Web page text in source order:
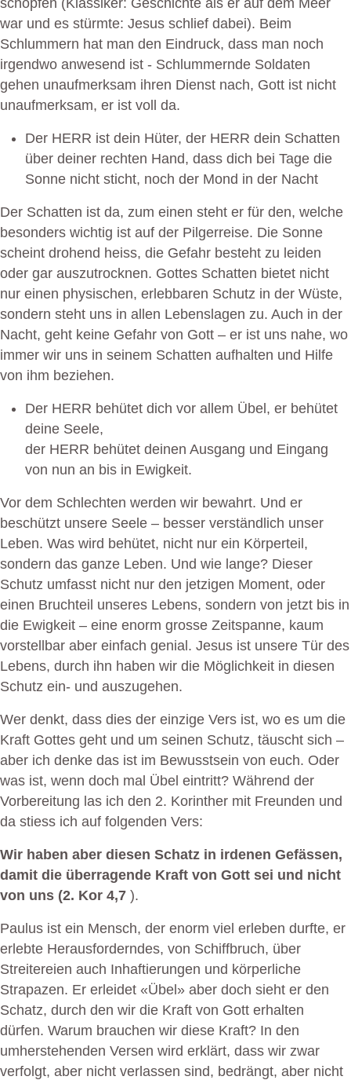
schöpfen (Klassiker: Geschichte als er auf dem Meer
war und es stürmte: Jesus schlief dabei). Beim
Schlummern hat man den Eindruck, dass man noch
irgendwo anwesend ist - Schlummernde Soldaten
gehen unaufmerksam ihren Dienst nach, Gott ist nicht
unaufmerksam, er ist voll da.
Der HERR ist dein Hüter, der HERR dein Schatten
über deiner rechten Hand, dass dich bei Tage die
Sonne nicht sticht, noch der Mond in der Nacht
Der Schatten ist da, zum einen steht er für den, welche
besonders wichtig ist auf der Pilgerreise. Die Sonne
scheint drohend heiss, die Gefahr besteht zu leiden
oder gar auszutrocknen. Gottes Schatten bietet nicht
nur einen physischen, erlebbaren Schutz in der Wüste,
sondern steht uns in allen Lebenslagen zu. Auch in der
Nacht, geht keine Gefahr von Gott – er ist uns nahe, wo
immer wir uns in seinem Schatten aufhalten und Hilfe
von ihm beziehen.
Der HERR behütet dich vor allem Übel, er behütet
deine Seele,
der HERR behütet deinen Ausgang und Eingang
von nun an bis in Ewigkeit.
Vor dem Schlechten werden wir bewahrt. Und er
beschützt unsere Seele – besser verständlich unser
Leben. Was wird behütet, nicht nur ein Körperteil,
sondern das ganze Leben. Und wie lange? Dieser
Schutz umfasst nicht nur den jetzigen Moment, oder
einen Bruchteil unseres Lebens, sondern von jetzt bis in
die Ewigkeit – eine enorm grosse Zeitspanne, kaum
vorstellbar aber einfach genial. Jesus ist unsere Tür des
Lebens, durch ihn haben wir die Möglichkeit in diesen
Schutz ein- und auszugehen.
Wer denkt, dass dies der einzige Vers ist, wo es um die
Kraft Gottes geht und um seinen Schutz, täuscht sich –
aber ich denke das ist im Bewusstsein von euch. Oder
was ist, wenn doch mal Übel eintritt? Während der
Vorbereitung las ich den 2. Korinther mit Freunden und
da stiess ich auf folgenden Vers:
Wir haben aber diesen Schatz in irdenen Gefässen,
damit die überragende Kraft von Gott sei und nicht
von uns (2. Kor 4,7 ).
Paulus ist ein Mensch, der enorm viel erleben durfte, er
erlebte Herausforderndes, von Schiffbruch, über
Streitereien auch Inhaftierungen und körperliche
Strapazen. Er erleidet «Übel» aber doch sieht er den
Schatz, durch den wir die Kraft von Gott erhalten
dürfen. Warum brauchen wir diese Kraft? In den
umherstehenden Versen wird erklärt, dass wir zwar
verfolgt, aber nicht verlassen sind, bedrängt, aber nicht